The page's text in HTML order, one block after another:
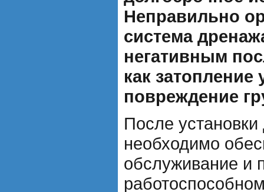
Неправильно
система
негативным
как затопление
повреждение
После
необходимо
обслуживание и